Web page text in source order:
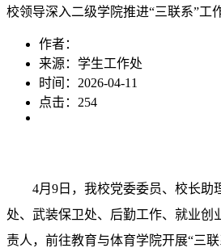
校领导深入二级学院推进“三联系”工
作者：
来源：学生工作处
时间：2026-04-11
点击： 254
4月 9日，我校党委委员、校长助
处、武装保卫处、后勤工作、 就业创
责人，前往教育与体育学院开展“三联